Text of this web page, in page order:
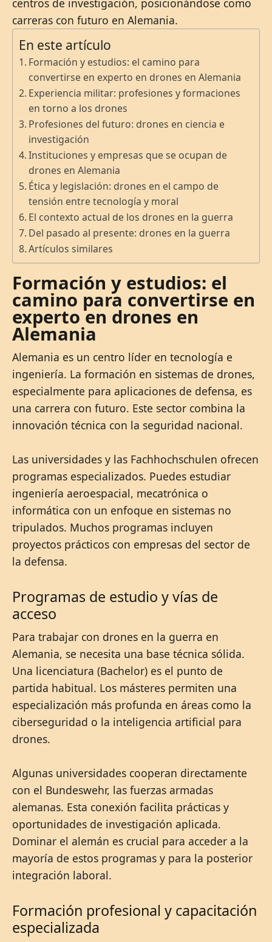
centros de investigación, posicionándose como
carreras con futuro en Alemania.
En este artículo
Formación y estudios: el camino para
convertirse en experto en drones en Alemania
Experiencia militar: profesiones y formaciones
en torno a los drones
Profesiones del futuro: drones en ciencia e
investigación
Instituciones y empresas que se ocupan de
drones en Alemania
Ética y legislación: drones en el campo de
tensión entre tecnología y moral
El contexto actual de los drones en la guerra
Del pasado al presente: drones en la guerra
Artículos similares
Formación y estudios: el
camino para convertirse en
experto en drones en
Alemania
Alemania es un centro líder en tecnología e
ingeniería. La formación en sistemas de drones,
especialmente para aplicaciones de defensa, es
una carrera con futuro. Este sector combina la
innovación técnica con la seguridad nacional.
Las universidades y las Fachhochschulen ofrecen
programas especializados. Puedes estudiar
ingeniería aeroespacial, mecatrónica o
informática con un enfoque en sistemas no
tripulados. Muchos programas incluyen
proyectos prácticos con empresas del sector de
la defensa.
Programas de estudio y vías de
acceso
Para trabajar con drones en la guerra en
Alemania, se necesita una base técnica sólida.
Una licenciatura (Bachelor) es el punto de
partida habitual. Los másteres permiten una
especialización más profunda en áreas como la
ciberseguridad o la inteligencia artificial para
drones.
Algunas universidades cooperan directamente
con el Bundeswehr, las fuerzas armadas
alemanas. Esta conexión facilita prácticas y
oportunidades de investigación aplicada.
Dominar el alemán es crucial para acceder a la
mayoría de estos programas y para la posterior
integración laboral.
Formación profesional y capacitación
especializada